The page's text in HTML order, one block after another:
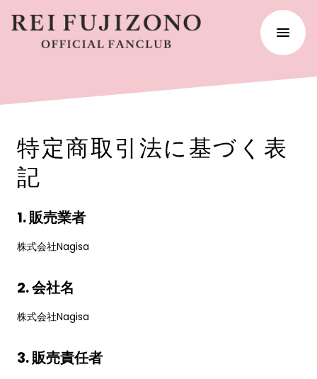
特定商取引法に基づく表
記
1. 販売業者
株式会社Nagisa
2. 会社名
株式会社Nagisa
3. 販売責任者